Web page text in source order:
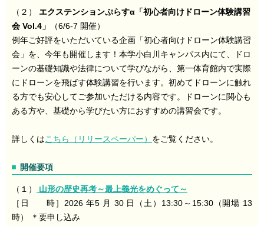
（２） エクステンションぷらすα「初心者向けドローン体験講習
会 Vol.4」
（6/6-7 開催）
例年ご好評をいただいている企画「初心者向けドローン体験講習
会」を、今年も開催します！本学小白川キャンパス内にて、ドロ
ーンの基礎知識や法律について学びながら、第一体育館内で実際
にドローンを飛ばす体験講習を行います。初めてドローンに触れ
る方でも安心してご参加いただける内容です。ドローンに関心も
ある方や、基礎から学びたい方におすすめの講習会です。
詳しくはこちら（リリースペーパー） をご覧ください。
開催要項
（１）
山形の歴史再考～最上義光をめぐって～
［日 時］2026 年5 月 30 日（土）13:30～15:30（開場 13
時） ＊要申し込み